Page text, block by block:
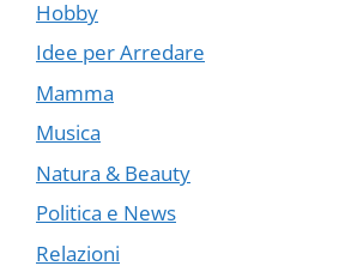
Hobby
Idee per Arredare
Mamma
Musica
Natura & Beauty
Politica e News
Relazioni